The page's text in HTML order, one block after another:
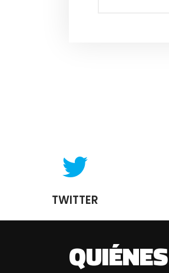
TWITTER
QUIÉNES